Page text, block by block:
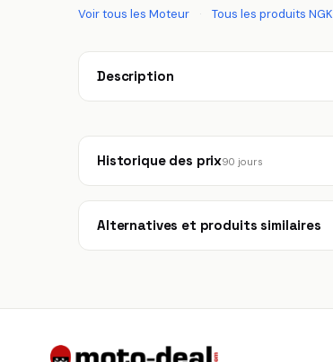
Voir tous les Moteur · Tous les produits NGK
Description
Historique des prix90 jours
Alternatives et produits similaires